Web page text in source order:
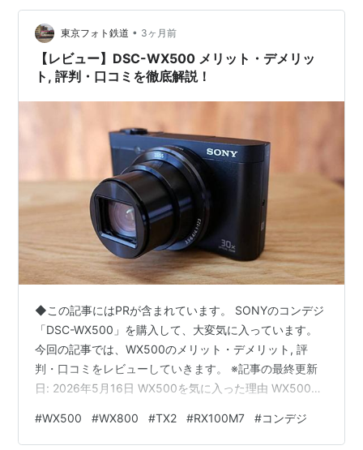
東京フォト鉄道 • 3ヶ月前
【レビュー】DSC-WX500 メリット・デメリッ
ト, 評判・口コミを徹底解説！
◆この記事にはPRが含まれています。 SONYのコンデジ
「DSC-WX500」を購入して、大変気に入っています。
今回の記事では、WX500のメリット・デメリット, 評
判・口コミをレビューしていきます。 ※記事の最終更新
日: 2026年5月16日 WX500を気に入った理由 WX500の
ットや魅力 WX500のデメリットや欠点 WX500/WX800
の評判や口コミ WX500の外観の画像 WX500の作例 野
#WX500 #WX800 #TX2 #RX100M7 #コンデジ